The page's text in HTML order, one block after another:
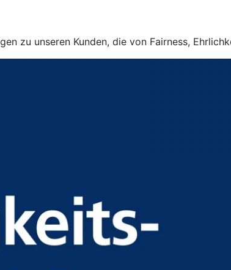
zu unseren Kunden, die von Fairness,